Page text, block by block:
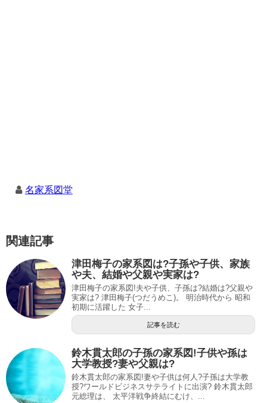
名家系図堂
関連記事
津田梅子の家系図は?子孫や子供、家族
や夫、結婚や父親や実家は?
津田梅子の家系図!夫や子供、子孫は?結婚は?父親や
実家は? 津田梅子(つだうめこ)。 明治時代から 昭和
初期に活躍した 女子...
記事を読む
鈴木貫太郎の子孫の家系図!子供や孫は
大学教授?妻や父親は?
鈴木貫太郎の家系図!妻や子供は何人?子孫は大学教
授?ワールドビジネスサテライトに出演? 鈴木貫太郎
元総理は、 太平洋戦争終結にむけ、...